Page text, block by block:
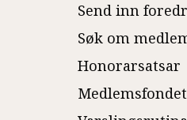
Send inn
Søk om
Honorarsatsar
Medlemsfondet